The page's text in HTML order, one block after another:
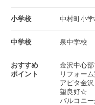
小学校 中村町小学
中学校 泉中学校
おすすめ
ポイント
金沢中心
リフォー
アピタ金
望良好☆
バルコニ